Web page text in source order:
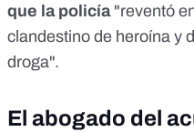
que la policía"reventó
clandestino de heroína y
droga".
El abogado del